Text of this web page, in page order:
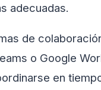
adecuadas.
de
o Google
en